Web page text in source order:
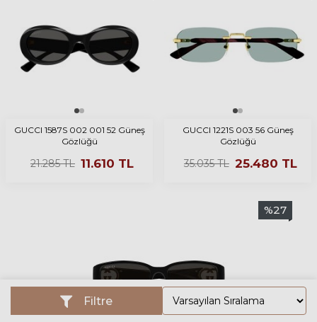
GUCCI 1587S 002 001 52 Güneş
Gözlüğü
21.285TL 11.610 TL
GUCCI 1221S 003 56 Güneş
Gözlüğü
35.035TL 25.480 TL
%27
Filtre